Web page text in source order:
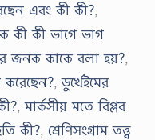
এবং কী কী?,
কী কী ভাগে ভাগ
জনক কাকে বলা হয়?,
করেছেন?,ডুর্খেইমের
,মার্কসীয় মতে বিপ্লব
কী?, শ্রেণিসংগ্রাম তত্ত্ব